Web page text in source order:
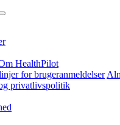
HealthPilot
for brugeranmeldelser
privatlivspolitik